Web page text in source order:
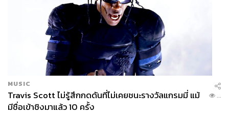
MUSIC
Travis Scott ไม่รู้สึกกดดันที่ไม่เคยชนะรางวัลแกรมมี่ แม้
มีชื่อเข้าชิงมาแล้ว 10 ครั้ง
...